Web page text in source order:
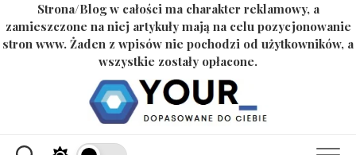
Strona/Blog w całości ma charakter reklamowy, a
zamieszczone na niej artykuły mają na celu pozycjonowanie
stron www. Żaden z wpisów nie pochodzi od użytkowników, a
wszystkie zostały opłacone.